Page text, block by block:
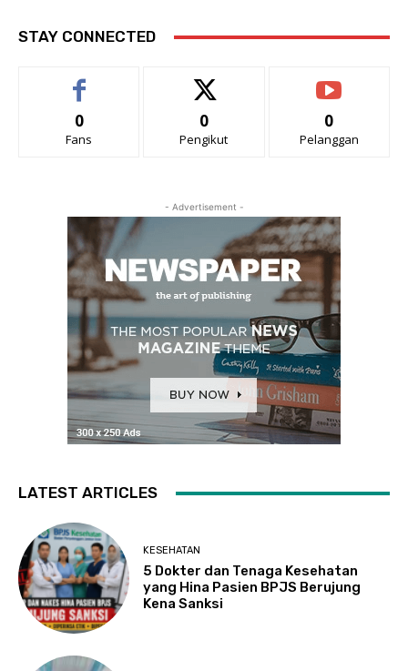
STAY CONNECTED
0
Fans
0
Pengikut
0
Pelanggan
- Advertisement -
LATEST ARTICLES
KESEHATAN
5 Dokter dan Tenaga Kesehatan
yang Hina Pasien BPJS Berujung
Kena Sanksi